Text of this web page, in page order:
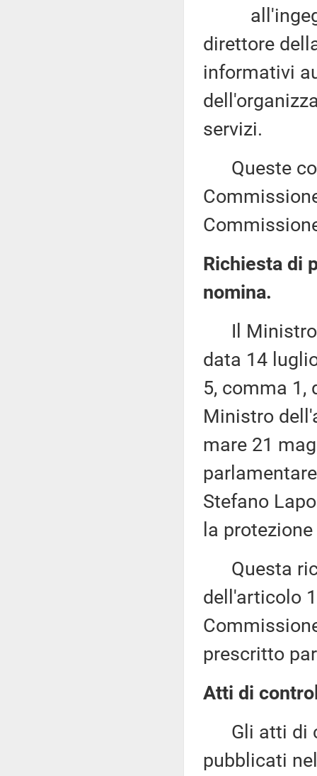
direttore
informativi
servizi.
Queste
Richiesta di
nomina.
Il Ministro
data 14
5, comma 1,
Ministro
mare 21
Stefano
la
Questa
dell'articolo
prescritto
Atti di
Gli atti di
pubblicati